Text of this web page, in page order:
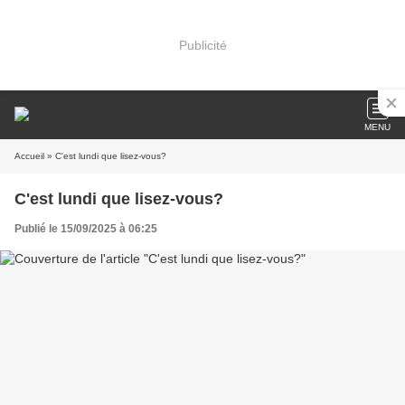
Publicité
MENU
Accueil » C'est lundi que lisez-vous?
C'est lundi que lisez-vous?
Publié le 15/09/2025 à 06:25